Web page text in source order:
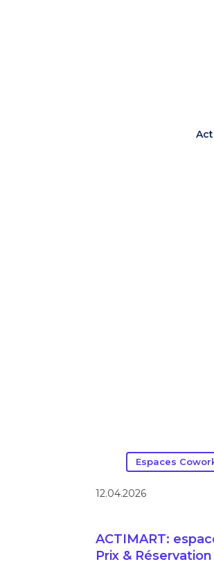
Espaces
12.04.2026
ACTIMART:
Prix &